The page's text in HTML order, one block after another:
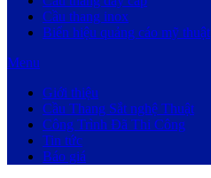
Cầu thang inox
Biển hiệu quảng cáo mỹ thuật
Menu
Giới thiệu
Cầu Thang Sắt nghệ Thuật
Công Trình Đã Thi Công
Tin tức
Báo giá